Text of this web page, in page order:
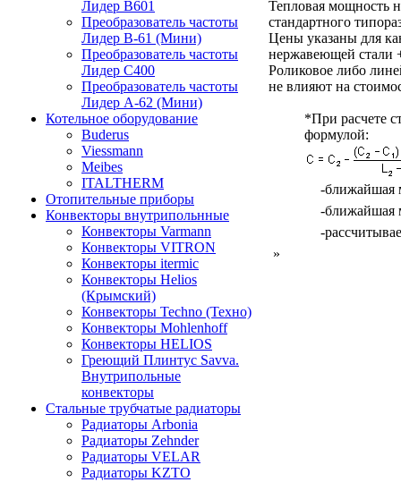
Лидер B601
Преобразователь частоты
Лидер В-61 (Мини)
Преобразователь частоты
Лидер С400
Преобразователь частоты
Лидер А-62 (Мини)
Котельное оборудование
Buderus
Viessmann
Meibes
ITALTHERM
Отопительные приборы
Конвекторы внутрипольнные
Конвекторы Varmann
Конвекторы VITRON
Конвекторы itermic
Конвекторы Helios
(Крымский)
Конвекторы Techno (Техно)
Конвекторы Mohlenhoff
Конвекторы HELIOS
Греющий Плинтус Savva.
Внутрипольные
конвекторы
Стальные трубчатые радиаторы
Радиаторы Arbonia
Радиаторы Zehnder
Радиаторы VELAR
Радиаторы KZTO
Тепловая мощность
стандартного
Цены указаны для
нержавеющей стали
Роликовое либо
не влияют на
*При расчете
формулой:
-ближайшая
-ближайшая
-
»